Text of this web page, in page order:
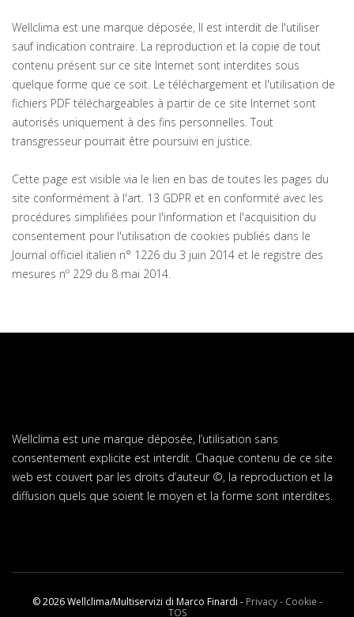
Wellclima est une marque déposée, Il est interdit de l'utiliser
sauf indication contraire. La reproduction et la copie de tout
contenu présent sur ce site Internet sont interdites sous
quelque forme que ce soit. Le téléchargement et l'utilisation de
fichiers PDF téléchargeables à partir de ce site Internet sont
autorisés uniquement à des fins personnelles. Tout
transgresseur pourrait être poursuivi en justice.
Cette page est visible via le lien en bas de toutes les pages du
site conformément à l'art. 13 GDPR et en conformité avec les
procédures simplifiées pour l'information et l'acquisition du
consentement pour l'utilisation de cookies publiés dans le
Journal officiel italien n° 1226 du 3 juin 2014 et le registre des
mesures nº 229 du 8 mai 2014.
Wellclima est une marque déposée, l’utilisation sans
consentement explicite est interdit. Chaque contenu de ce site
web est couvert par les droits d’auteur ©, la reproduction et la
diffusion quels que soient le moyen et la forme sont interdites.
© 2026 Wellclima/Multiservizi di Marco Finardi - Privacy - Cookie -
TOS